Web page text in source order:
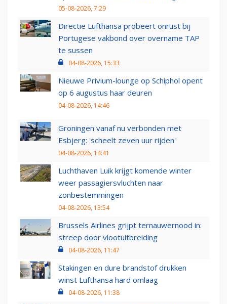
05-08-2026, 7:29
Directie Lufthansa probeert onrust bij
Portugese vakbond over overname TAP
te sussen
04-08-2026, 15:33
Nieuwe Privium-lounge op Schiphol opent
op 6 augustus haar deuren
04-08-2026, 14:46
Groningen vanaf nu verbonden met
Esbjerg: 'scheelt zeven uur rijden'
04-08-2026, 14:41
Luchthaven Luik krijgt komende winter
weer passagiersvluchten naar
zonbestemmingen
04-08-2026, 13:54
Brussels Airlines grijpt ternauwernood in:
streep door vlootuitbreiding
04-08-2026, 11:47
Stakingen en dure brandstof drukken
winst Lufthansa hard omlaag
04-08-2026, 11:38